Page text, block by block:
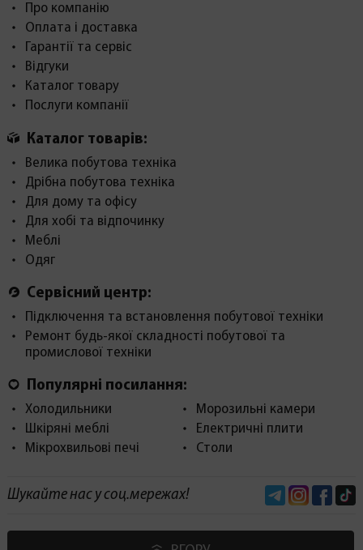
Про компанію
Оплата і доставка
Гарантії та сервіс
Відгуки
Каталог товару
Послуги компанії
Каталог товарів:
Велика побутова техніка
Дрібна побутова техніка
Для дому та офісу
Для хобі та відпочинку
Меблі
Одяг
Сервісний центр:
Підключення та встановлення побутової техніки
Ремонт будь-якої складності побутової та
промислової техніки
Популярні посилання:
Холодильники
Шкіряні меблі
Мікрохвильові печі
Морозильні камери
Електричні плити
Столи
Шукайте нас у соц.мережах! TelegramInstagram